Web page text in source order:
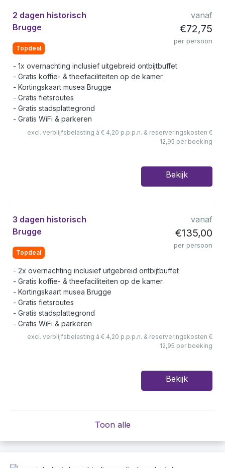
2 dagen historisch
Brugge
Topdeal
vanaf
€72,75
per persoon
1x overnachting inclusief uitgebreid ontbijtbuffet
Gratis koffie- & theefaciliteiten op de kamer
Kortingskaart musea Brugge
Gratis fietsroutes
Gratis stadsplattegrond
Gratis WiFi & parkeren
excl. verblijfsbelasting à € 4,20 p.p.p.n. & reserveringskosten €
12,95 per boeking
Bekijk
3 dagen historisch
Brugge
Topdeal
vanaf
€135,00
per persoon
2x overnachting inclusief uitgebreid ontbijtbuffet
Gratis koffie- & theefaciliteiten op de kamer
Kortingskaart musea Brugge
Gratis fietsroutes
Gratis stadsplattegrond
Gratis WiFi & parkeren
excl. verblijfsbelasting à € 4,20 p.p.p.n. & reserveringskosten €
12,95 per boeking
Bekijk
Toon alle